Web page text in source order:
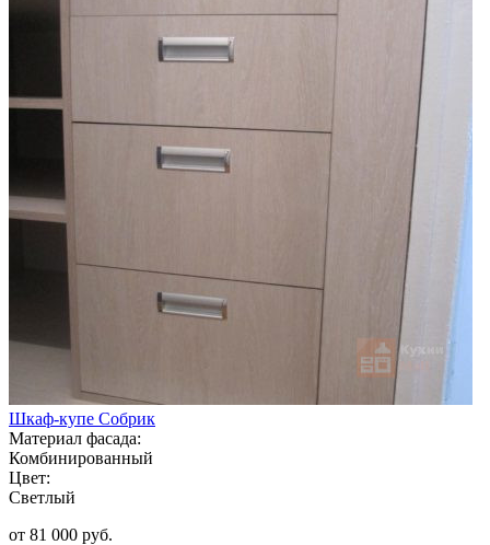
Шкаф-купе Собрик
Материал фасада:
Комбинированный
Цвет:
Светлый
от 81 000 руб.